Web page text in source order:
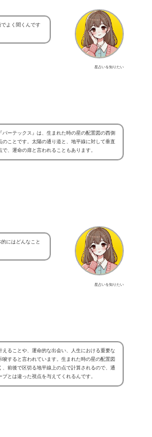
星占いを知りたい
よく聞くんです
バーテックス』は、生まれた時の星の配置図の西側
のことです。太陽の通り道と、地平線に対して垂直
で、運命の扉と言われることもあります。
星占いを知りたい
にはどんなこと
えることや、運命的な出会い、人生における重要な
唆すると言われています。生まれた時の星の配置図
、前後で区切る地平線上の点で計算されるので、通
プとは違った視点を与えてくれるんです。